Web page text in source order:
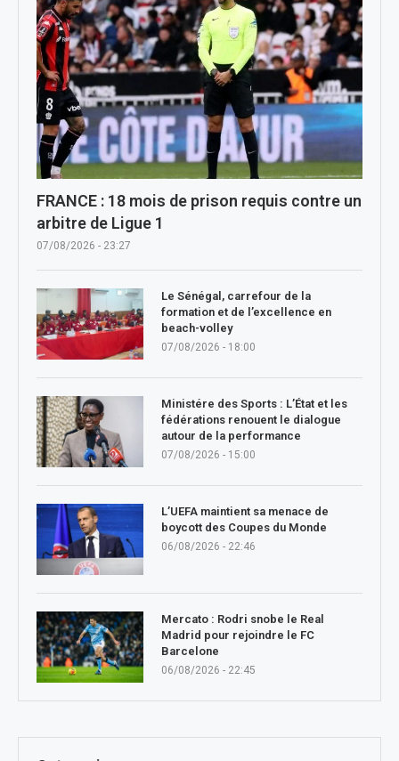
FRANCE : 18 mois de prison requis contre un
arbitre de Ligue 1
07/08/2026 - 23:27
Le Sénégal, carrefour de la
formation et de l’excellence en
beach-volley
07/08/2026 - 18:00
Ministére des Sports : L’État et les
fédérations renouent le dialogue
autour de la performance
07/08/2026 - 15:00
L’UEFA maintient sa menace de
boycott des Coupes du Monde
06/08/2026 - 22:46
Mercato : Rodri snobe le Real
Madrid pour rejoindre le FC
Barcelone
06/08/2026 - 22:45